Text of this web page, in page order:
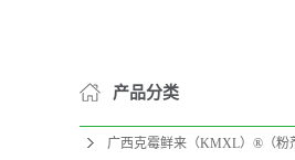
产品分类
广西克霉鲜来（KMXL）®（粉